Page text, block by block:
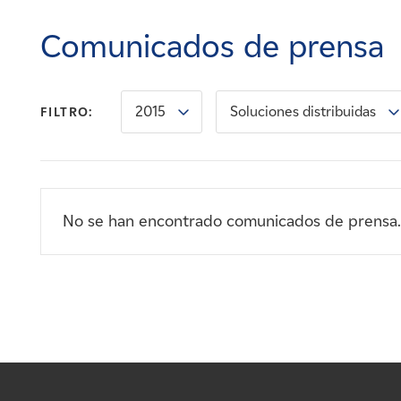
Noticias
Contacte con
Comunicados de prensa
FILTRO: 2015 Soluciones distribuidas
No se han encontrado comunicados de prensa.